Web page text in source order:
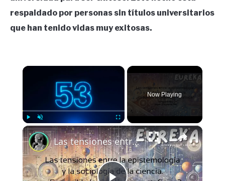
respaldado por personas sin títulos universitarios
que han tenido vidas muy exitosas.
×
Play Unmute Fullscreen
Now Playing
×
Las tensiones entre la epistemología y la sociología de la ciencia